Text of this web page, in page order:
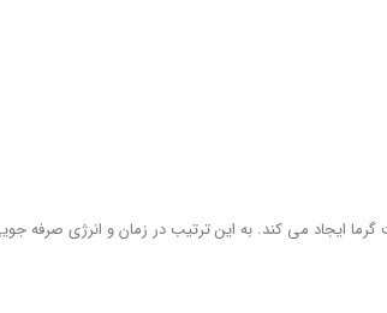
ایجاد می کند. به این ترتیب در زمان و انرژی صرفه